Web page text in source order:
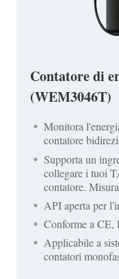
Contatore di
(WEM3046T)
Monitora
contatore
Supporta un
collegare i tuoi
contatore.
API aperta per
Conforme a CE,
Applicabile a
contatori